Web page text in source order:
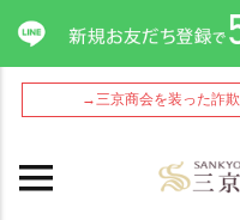
→三京商会を装った詐